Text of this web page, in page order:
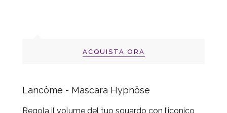
ACQUISTA ORA
Lancôme - Mascara Hypnôse
Regola il volume del tuo sguardo con l’iconico